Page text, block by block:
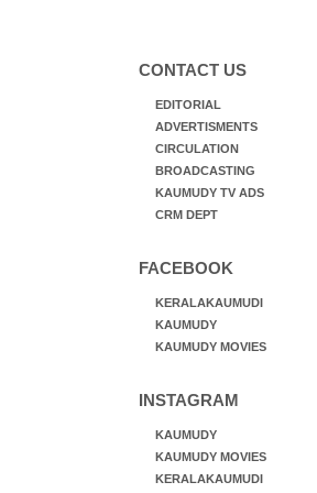
CONTACT US
EDITORIAL
ADVERTISMENTS
CIRCULATION
BROADCASTING
KAUMUDY TV ADS
CRM DEPT
FACEBOOK
KERALAKAUMUDI
KAUMUDY
KAUMUDY MOVIES
INSTAGRAM
KAUMUDY
KAUMUDY MOVIES
KERALAKAUMUDI